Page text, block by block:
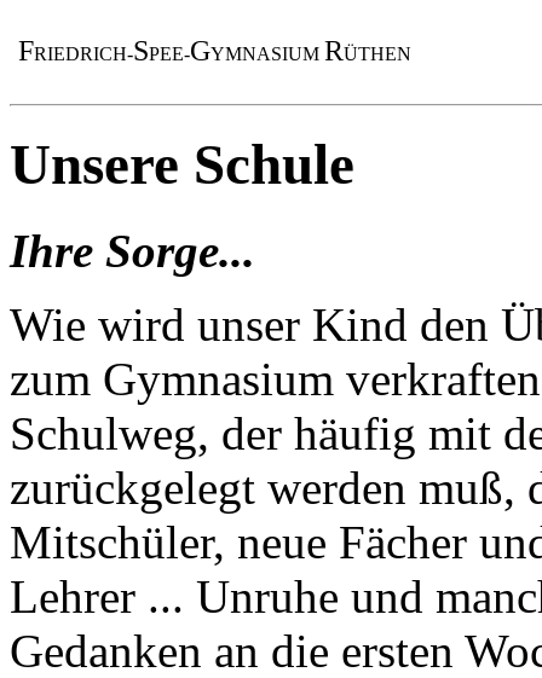
FRIEDRICH-SPEE-GYMNASIUM RÜTHEN
Unsere Schule
Ihre Sorge...
Wie wird unser Kind den
zum Gymnasium
Schulweg, der häufig mit
zurückgelegt werden muß,
Mitschüler, neue Fächer
Lehrer ... Unruhe und
Gedanken an die ersten